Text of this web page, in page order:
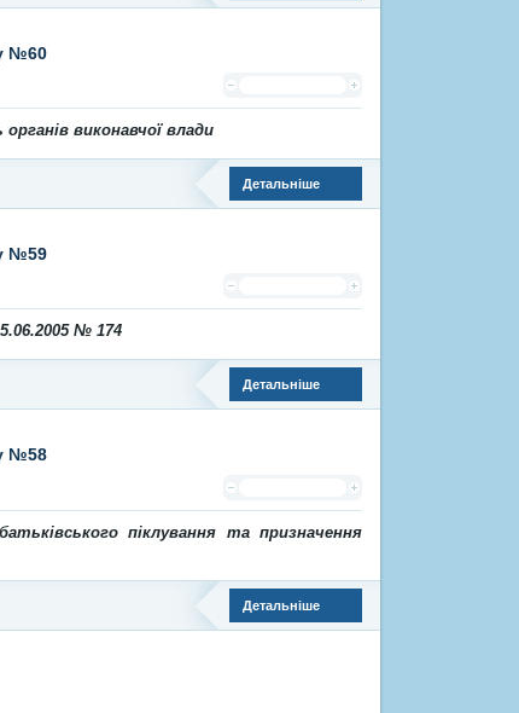
№60
виконавчої влади
Детальніше
№59
№ 174
Детальніше
№58
піклування та призначення
Детальніше